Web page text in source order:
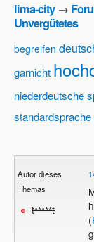
lima-city→
Unvergütetes
begreifen
garnicht
niederdeutsche
standardsprache
Autor dieses
Themas
t*****t
(